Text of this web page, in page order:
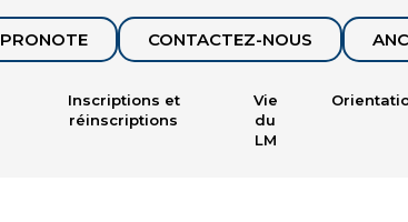
PRONOTE CONTACTEZ-NOUS
Inscriptions et
réinscriptions
Vie
du
LM